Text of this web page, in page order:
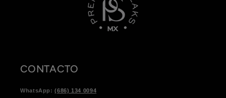
CONTACTO
WhatsApp:(686) 134 0094